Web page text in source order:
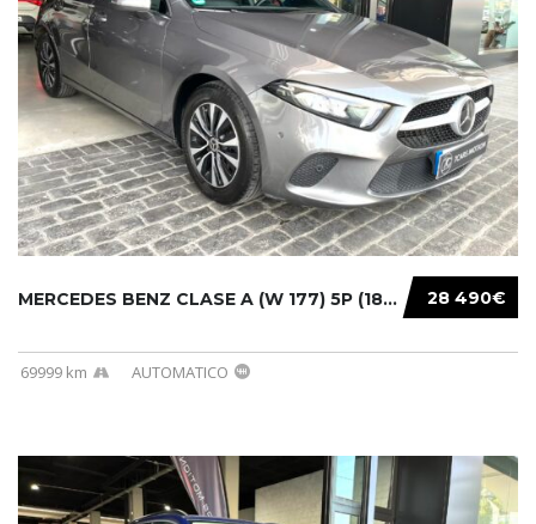
28 490€
MERCEDES BENZ CLASE A (W 177) 5P (18-) 2020....
69999 km AUTOMATICO